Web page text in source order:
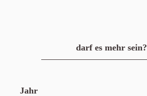
darf es mehr sein?
Jahr